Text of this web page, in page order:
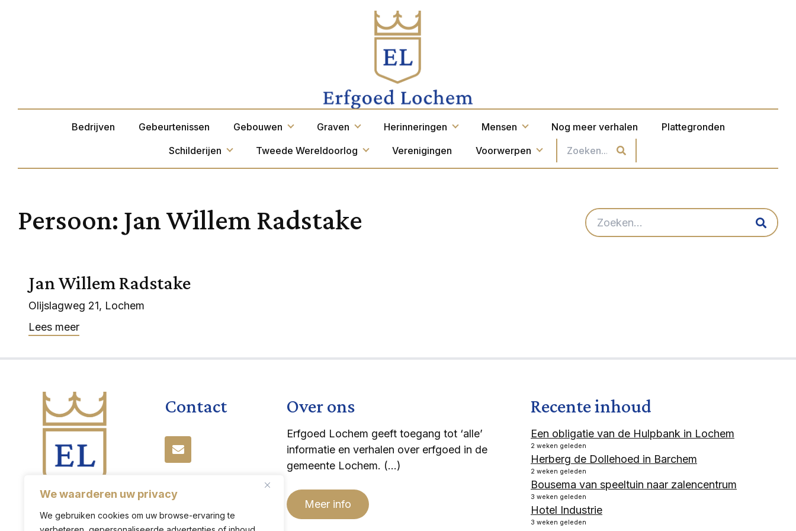
We waarderen uw privacy
We gebruiken cookies om uw browse-ervaring te
Bedrijven Gebeurtenissen Gebouwen Graven Herinneringen Mensen Nog meer verhalen
Plattegronden
Schilderijen
Tweede Wereldoorlog Verenigingen Voorwerpen
Persoon: Jan Willem Radstake
Jan Willem Radstake
Olijslagweg 21, Lochem
Lees meer
Contact Over ons
Erfgoed Lochem geeft toegang tot ‘alle’
informatie en verhalen over erfgoed in de
gemeente Lochem. (…)
Meer info
Recente inhoud
Een obligatie van de Hulpbank in Lochem
2 weken geleden
Herberg de Dollehoed in Barchem
2 weken geleden
Bousema van speeltuin naar zalencentrum
3 weken geleden
Hotel Industrie
3 weken geleden